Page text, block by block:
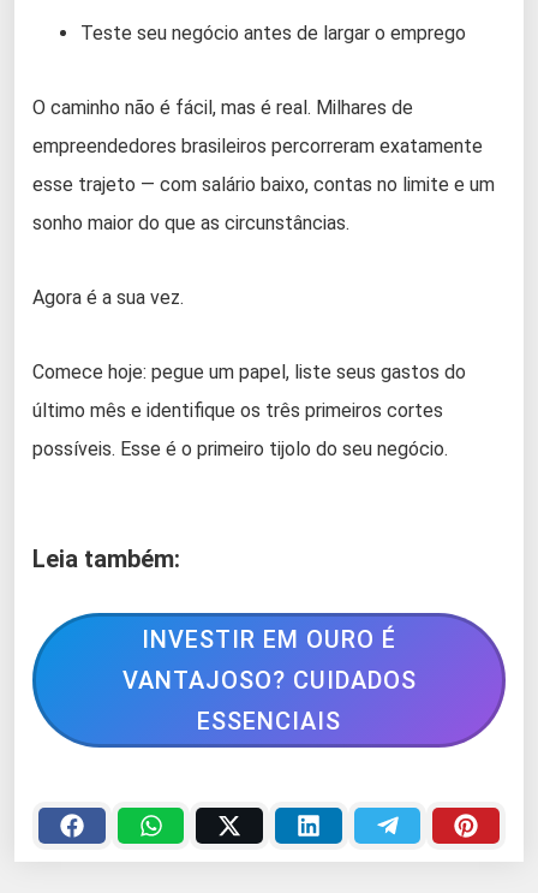
Teste seu negócio antes de largar o emprego
O caminho não é fácil, mas é real. Milhares de
empreendedores brasileiros percorreram exatamente
esse trajeto — com salário baixo, contas no limite e um
sonho maior do que as circunstâncias.
Agora é a sua vez.
Comece hoje: pegue um papel, liste seus gastos do
último mês e identifique os três primeiros cortes
possíveis. Esse é o primeiro tijolo do seu negócio.
Leia também:
INVESTIR EM OURO É
VANTAJOSO? CUIDADOS
ESSENCIAIS